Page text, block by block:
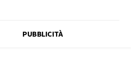
PUBBLICITÀ